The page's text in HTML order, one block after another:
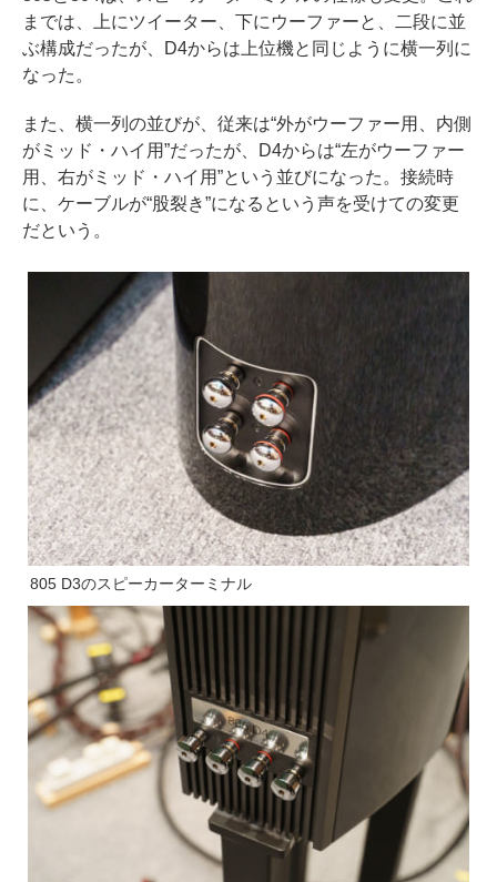
までは、上にツイーター、下にウーファーと、二段に並
ぶ構成だったが、D4からは上位機と同じように横一列に
なった。
また、横一列の並びが、従来は“外がウーファー用、内側
がミッド・ハイ用”だったが、D4からは“左がウーファー
用、右がミッド・ハイ用”という並びになった。接続時
に、ケーブルが“股裂き”になるという声を受けての変更
だという。
805 D3のスピーカーターミナル